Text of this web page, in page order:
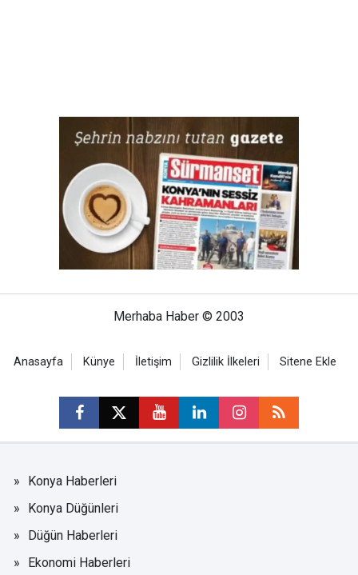
Merhaba Haber © 2003
Anasayfa Künye İletişim Gizlilik İlkeleri Sitene Ekle
Konya Haberleri
Konya Düğünleri
Düğün Haberleri
Ekonomi Haberleri